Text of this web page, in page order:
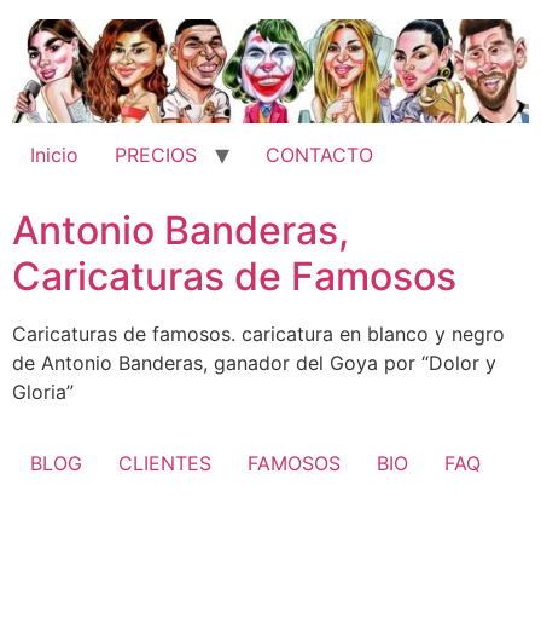
contenido
Inicio PRECIOS CONTACTO
Antonio Banderas,
Caricaturas de Famosos
Caricaturas de famosos. caricatura en blanco y negro
de Antonio Banderas, ganador del Goya por “Dolor y
Gloria”
BLOG CLIENTES FAMOSOS BIO FAQ